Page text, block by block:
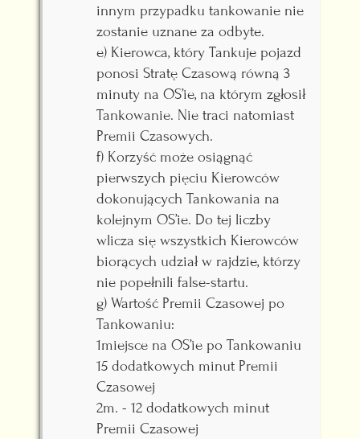
innym przypadku tankowanie nie
zostanie uznane za odbyte.
e) Kierowca, który Tankuje pojazd
ponosi Stratę Czasową równą 3
minuty na OS’ie, na którym zgłosił
Tankowanie. Nie traci natomiast
Premii Czasowych.
f) Korzyść może osiągnąć
pierwszych pięciu Kierowców
dokonujących Tankowania na
kolejnym OS’ie. Do tej liczby
wlicza się wszystkich Kierowców
biorących udział w rajdzie, którzy
nie popełnili false-startu.
g) Wartość Premii Czasowej po
Tankowaniu:
1miejsce na OS’ie po Tankowaniu
15 dodatkowych minut Premii
Czasowej
2m. - 12 dodatkowych minut
Premii Czasowej